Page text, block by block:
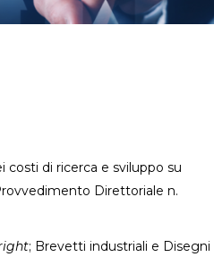
costi di ricerca e sviluppo su
Direttoriale n.
; Brevetti industriali e Disegni